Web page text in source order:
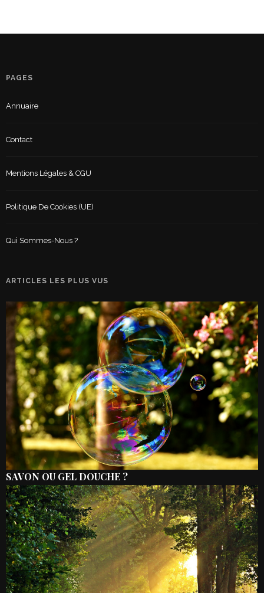
PAGES
Annuaire
Contact
Mentions Légales & CGU
Politique De Cookies (UE)
Qui Sommes-Nous ?
ARTICLES LES PLUS VUS
SAVON OU GEL DOUCHE ?